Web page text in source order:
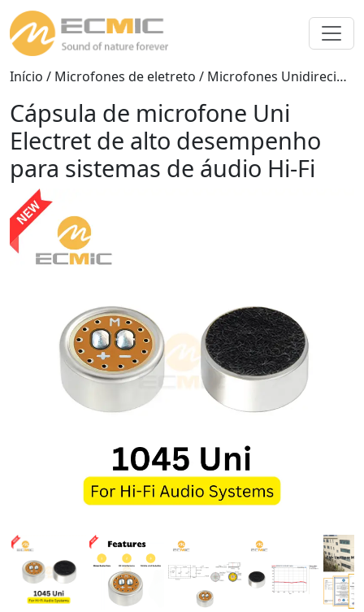
Início / Microfones de eletreto / Microfones Unidirecionais
Cápsula de microfone Uni
Electret de alto desempenho
para sistemas de áudio Hi-Fi